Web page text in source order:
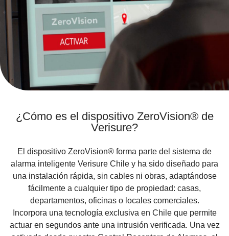
¿Cómo es el dispositivo ZeroVision® de
Verisure?
El dispositivo ZeroVision® forma parte del sistema de
alarma inteligente Verisure Chile y ha sido diseñado para
una instalación rápida, sin cables ni obras, adaptándose
fácilmente a cualquier tipo de propiedad: casas,
departamentos, oficinas o locales comerciales.
Incorpora una tecnología exclusiva en Chile que permite
actuar en segundos ante una intrusión verificada. Una vez